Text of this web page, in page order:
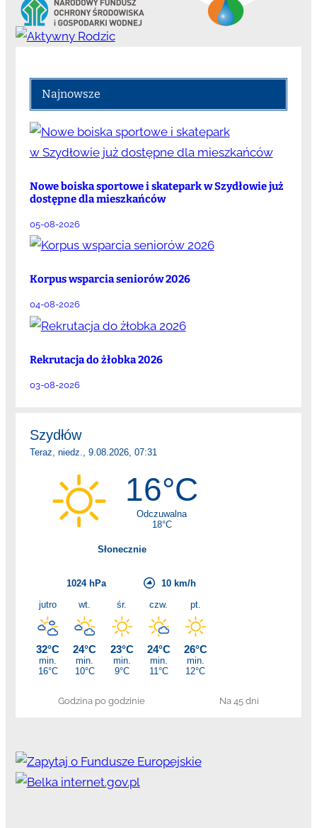
Najnowsze
Nowe boiska sportowe i skatepark w Szydłowie już
dostępne dla mieszkańców
05-08-2026
Korpus wsparcia seniorów 2026
04-08-2026
Rekrutacja do żłobka 2026
03-08-2026
Godzina po godzinie Na 45 dni